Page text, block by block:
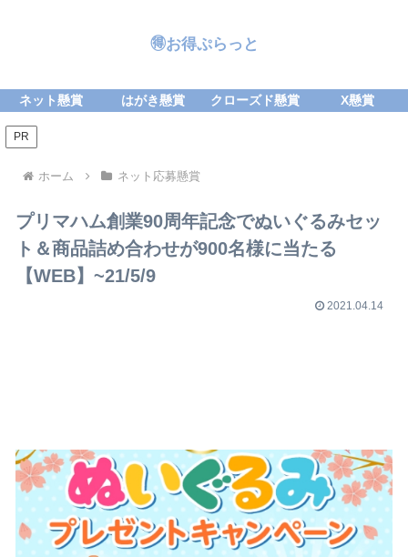
🉐お得ぷらっと
ネット懸賞 はがき懸賞 クローズド懸賞 X懸賞
PR
ホーム ネット応募懸賞
プリマハム創業90周年記念でぬいぐるみセッ
ト＆商品詰め合わせが900名様に当たる
【WEB】~21/5/9
2021.04.14